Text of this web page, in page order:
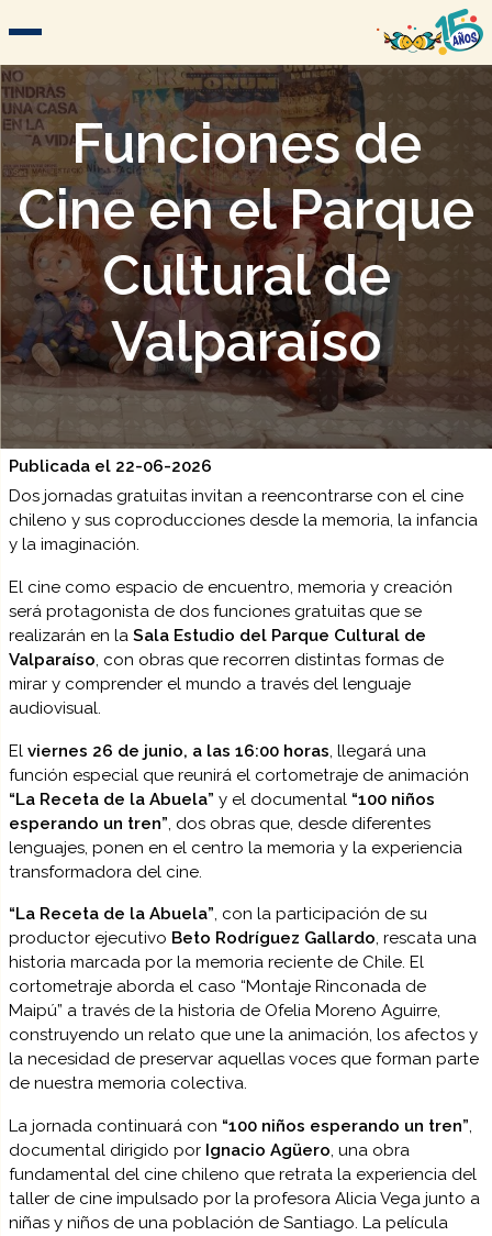
Funciones de
Cine en el Parque
Cultural de
Valparaíso
Publicada el 22-06-2026
Dos jornadas gratuitas invitan a reencontrarse con el cine
chileno y sus coproducciones desde la memoria, la infancia
y la imaginación.
El cine como espacio de encuentro, memoria y creación
será protagonista de dos funciones gratuitas que se
realizarán en laSala Estudio del Parque Cultural de
Valparaíso, con obras que recorren distintas formas de
mirar y comprender el mundo a través del lenguaje
audiovisual.
Elviernes 26 de junio, a las 16:00 horas , llegará una
función especial que reunirá el cortometraje de animación
“La Receta de la Abuela” y el documental “100 niños
esperando un tren” , dos obras que, desde diferentes
lenguajes, ponen en el centro la memoria y la experiencia
transformadora del cine.
“La Receta de la Abuela”, con la participación de su
productor ejecutivo Beto Rodríguez Gallardo, rescata una
historia marcada por la memoria reciente de Chile. El
cortometraje aborda el caso “Montaje Rinconada de
Maipú” a través de la historia de Ofelia Moreno Aguirre,
construyendo un relato que une la animación, los afectos y
la necesidad de preservar aquellas voces que forman parte
de nuestra memoria colectiva.
La jornada continuará con “100 niños esperando un tren”,
documental dirigido por Ignacio Agüero, una obra
fundamental del cine chileno que retrata la experiencia del
taller de cine impulsado por la profesora Alicia Vega junto a
niñas y niños de una población de Santiago. La película